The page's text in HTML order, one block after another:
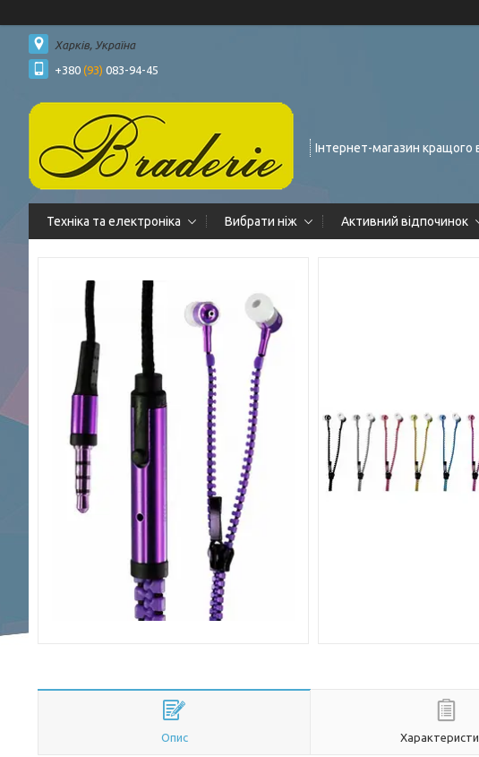
Харків, Україна
+380 (93) 083-94-45
Інтернет-магазин кращого
Техніка та електроніка Вибрати ніж Активний відпочинок
Опис